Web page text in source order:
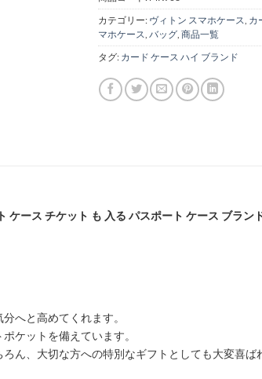
カテゴリー: ヴィトン スマホケース
カ
マホケース バッグ 商品一覧
タグ: カード ケース ハイ ブランド
ース チケット も 入る パスポート ケース ブラ
へと高めてくれます。
ケットを備えています。
ん、大切な方への特別なギフトとしても大変喜ば